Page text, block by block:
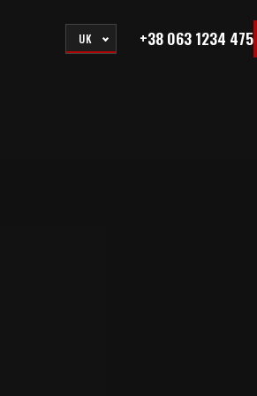
UK +38 063 1234 475